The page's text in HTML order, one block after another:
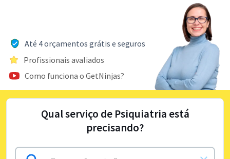
Até 4 orçamentos grátis e seguros
Profissionais avaliados
Como funciona o GetNinjas?
Qual serviço de Psiquiatria está
precisando?